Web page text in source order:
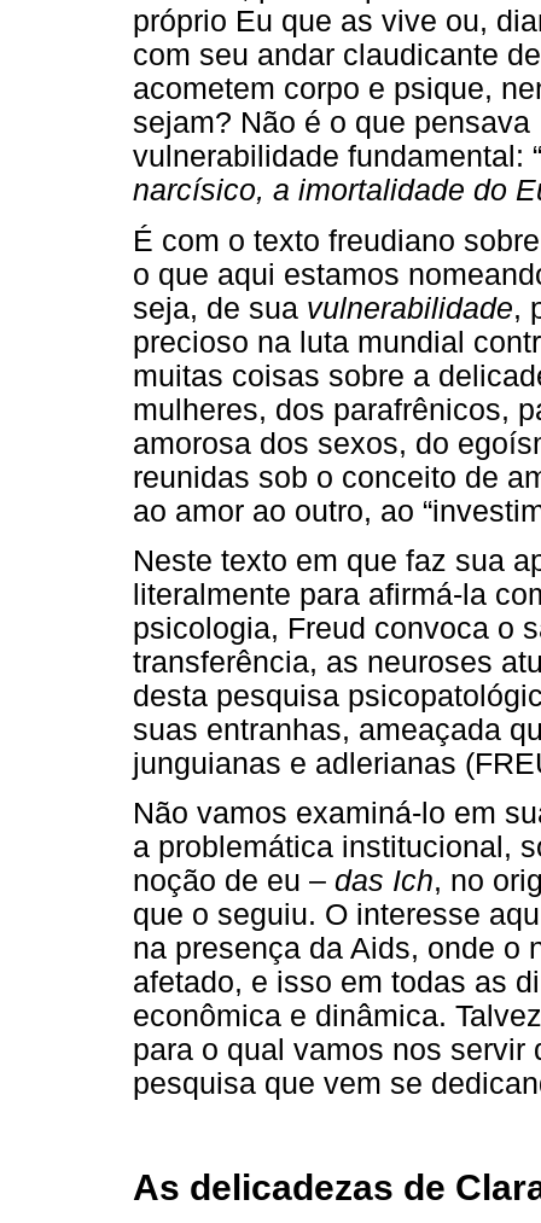
próprio Eu que as vive ou,
com seu andar claudicante
acometem corpo e psique,
sejam? Não é o que
vulnerabilidade fundamental: “
narcísico, a imortalidade do
É com o texto freudiano
o que aqui estamos
seja, de sua vulnerabilidade,
precioso na luta mundial
muitas coisas sobre a
mulheres, dos parafrênicos,
amorosa dos sexos, do
reunidas sob o conceito de
ao amor ao outro, ao
Neste texto em que faz sua
literalmente para afirmá-la
psicologia, Freud convoca o
transferência, as neuroses
desta pesquisa
suas entranhas, ameaçada
junguianas e adlerianas
Não vamos examiná-lo em
a problemática institucional,
noção de eu – das Ich, no
que o seguiu. O interesse
na presença da Aids, onde o
afetado, e isso em todas as
econômica e dinâmica.
para o qual vamos nos servir
pesquisa que vem se
As delicadezas de